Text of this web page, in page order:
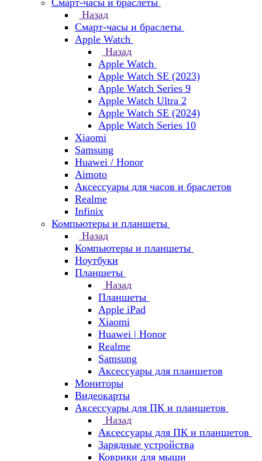
Смарт-часы и браслеты
Назад
Смарт-часы и браслеты
Apple Watch
Назад
Apple Watch
Apple Watch SE (2023)
Apple Watch Series 9
Apple Watch Ultra 2
Apple Watch SE (2024)
Apple Watch Series 10
Xiaomi
Samsung
Huawei / Honor
Aimoto
Аксессуары для часов и браслетов
Realme
Infinix
Компьютеры и планшеты
Назад
Компьютеры и планшеты
Ноутбуки
Планшеты
Назад
Планшеты
Apple iPad
Xiaomi
Huawei | Honor
Realme
Samsung
Аксессуары для планшетов
Мониторы
Видеокарты
Аксессуары для ПК и планшетов
Назад
Аксессуары для ПК и планшетов
Зарядные устройства
Коврики для мыши